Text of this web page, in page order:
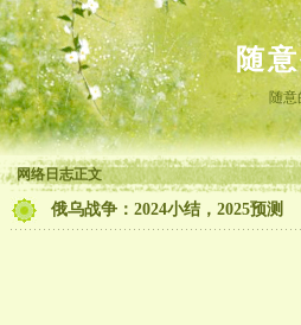
随
随
网络日志正文
俄乌战争：2024小结，2025预测